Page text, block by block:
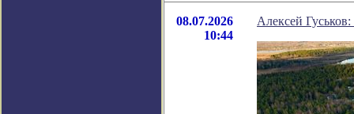
08.07.2026
10:44
Алексей